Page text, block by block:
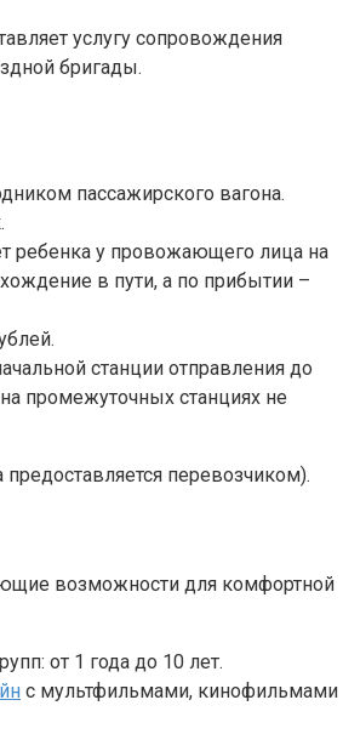
услугу сопровождения
бригады.
пассажирского вагона.
ребенка у провожающего лица на
в пути, а по прибытии –
станции отправления до
промежуточных станциях не
перевозчиком).
возможности для комфортной
от 1 года до 10 лет.
с мультфильмами, кинофильмами